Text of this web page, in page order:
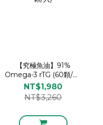
【究極魚油】91%
Omega-3 rTG (60顆/入)
+【固好捷】UC-II®
MSM (30顆/入)
NT$1,980
NT$3,260